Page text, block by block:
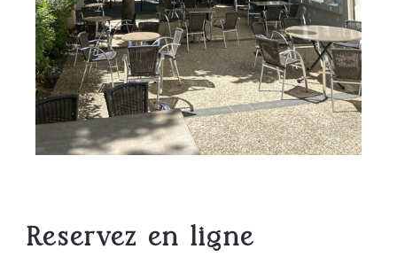
Reservez en ligne